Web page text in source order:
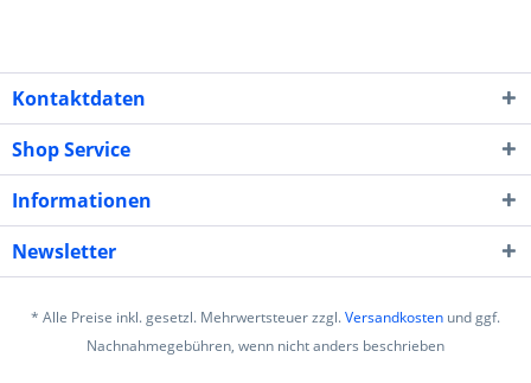
Kontaktdaten
Shop Service
Informationen
Newsletter
* Alle Preise inkl. gesetzl. Mehrwertsteuer zzgl.Versandkosten und ggf.
Nachnahmegebühren, wenn nicht anders beschrieben